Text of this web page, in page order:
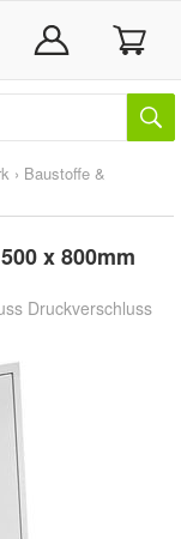
› Baustoffe &
x 800mm
Druckverschluss